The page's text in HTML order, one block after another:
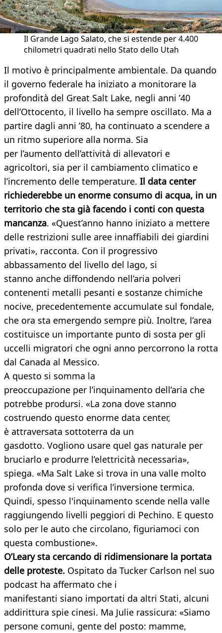
Il Grande Lago Salato, che si estende per 4.400
chilometri quadrati nello Stato dello Utah
Il motivo è principalmente ambientale. Da quando
il governo federale ha iniziato a monitorare la
profondità del Great Salt Lake, negli anni ’40
dell’Ottocento, il livello ha sempre oscillato. Ma a
partire dagli anni ’80, ha continuato a scendere a
un ritmo superiore alla norma. Sia
per l’aumento dell’attività di allevatori e
agricoltori, sia per il cambiamento climatico e
l’incremento delle temperature. Il data center
richiederebbe un enorme consumo di acqua, in un
territorio che sta già facendo i conti con questa
mancanza. «Quest’anno hanno iniziato a mettere
delle restrizioni sulle aree innaffiabili dei giardini
privati», racconta. Con il progressivo
abbassamento del livello del lago, si
stanno anche diffondendo nell’aria polveri
contenenti metalli pesanti e sostanze chimiche
nocive, precedentemente accumulate sul fondale,
che ora sta emergendo sempre più. Inoltre, l’area
costituisce un importante punto di sosta per gli
uccelli migratori che ogni anno percorrono la rotta
dal Canada al Messico.
A questo si somma la
preoccupazione per l’inquinamento dell’aria che
potrebbe prodursi. «La zona dove stanno
costruendo questo enorme data center,
è attraversata sottoterra da un
gasdotto. Vogliono usare quel gas naturale per
bruciarlo e produrre l’elettricità necessaria»,
spiega. «Ma Salt Lake si trova in una valle molto
profonda dove si verifica l’inversione termica.
Quindi, spesso l'inquinamento scende nella valle
raggiungendo livelli peggiori di Pechino. E questo
solo per le auto che circolano, figuriamoci con
questa combustione».
O’Leary sta cercando di ridimensionare la portata
delle proteste. Ospitato da Tucker Carlson nel suo
podcast ha affermato che i
manifestanti siano importati da altri Stati, alcuni
addirittura spie cinesi. Ma Julie rassicura: «Siamo
persone comuni, gente del posto: mamme,